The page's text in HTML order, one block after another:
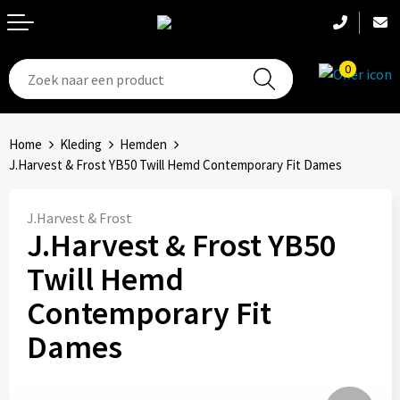
0
T-Shirts
Broeken en shorts
Schoenen
Badtextiel
Jassen
Hoeden
Hoofdbanden
Sets
Bandanas
Accessoires
Aanstekers
Anti-stress
Elektronica, Gadgets en USB
Feestartikelen
Fitness
Home Kleding
Hemden
J.Harvest & Frost YB50 Twill Hemd Contemporary Fit Dames
J.Harvest & Frost
J.Harvest & Frost YB50
Twill Hemd
Contemporary Fit
Dames